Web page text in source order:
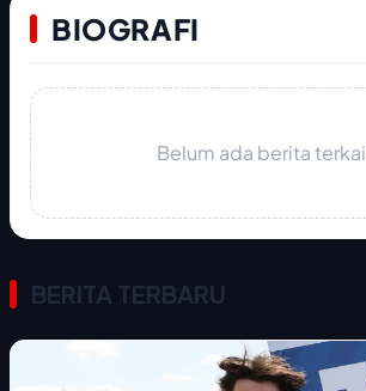
BIOGRAFI
Belum ada berita
BERITA TERBARU